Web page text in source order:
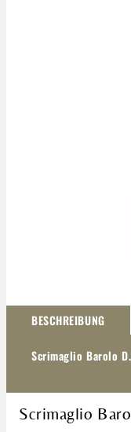
BESCHREIBUNG
Scrimaglio Barolo
Scrimaglio